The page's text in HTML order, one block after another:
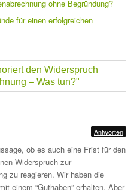
ohne Begründung?
für einen erfolgreichen
den Widerspruch
– Was tun?"
Antworten
ob es auch eine Frist für den
Widerspruch zur
zu reagieren. Wir haben die
einem “Guthaben” erhalten. Aber